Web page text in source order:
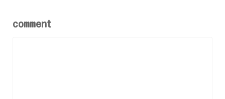
comment